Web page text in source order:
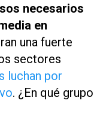
necesarios
en
una fuerte
sectores
luchan por
. ¿En qué grupo